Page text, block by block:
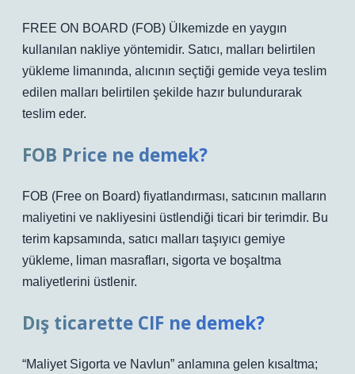
FREE ON BOARD (FOB) Ülkemizde en yaygın
kullanılan nakliye yöntemidir. Satıcı, malları belirtilen
yükleme limanında, alıcının seçtiği gemide veya teslim
edilen malları belirtilen şekilde hazır bulundurarak
teslim eder.
FOB Price ne demek?
FOB (Free on Board) fiyatlandırması, satıcının malların
maliyetini ve nakliyesini üstlendiği ticari bir terimdir. Bu
terim kapsamında, satıcı malları taşıyıcı gemiye
yükleme, liman masrafları, sigorta ve boşaltma
maliyetlerini üstlenir.
Dış ticarette CIF ne demek?
“Maliyet Sigorta ve Navlun” anlamına gelen kısaltma;